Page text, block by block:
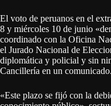
El voto de peruanos en el
8 y miércoles 10 de junio
coordinado con la Oficina
el Jurado Nacional de
diplomática y policial y sin
Cancillería en un comunicado.
«Este plazo se fijó con la